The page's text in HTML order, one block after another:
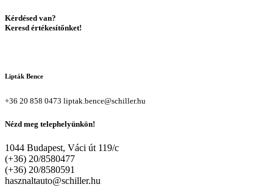
Kérdésed van?
Keresd értékesítőnket!
Lipták Bence
+36 20 858 0473 liptak.bence@schiller.hu
Nézd meg telephelyünkön!
1044 Budapest, Váci út 119/c
(+36) 20/8580477
(+36) 20/8580591
hasznaltauto@schiller.hu